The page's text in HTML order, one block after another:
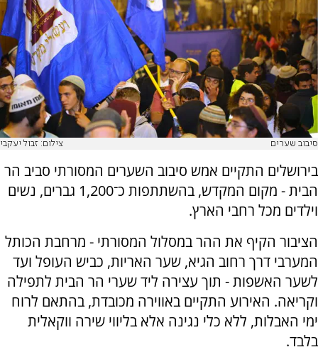
סיבוב שערים צילום: זבול יעקבי
בירושלים התקיים אמש סיבוב השערים המסורתי סביב הר
הבית - מקום המקדש, בהשתתפות כ־1,200 גברים, נשים
וילדים מכל רחבי הארץ.
הציבור הקיף את ההר במסלול המסורתי - מרחבת הכותל
המערבי דרך רחוב הגיא, שער האריות, כביש העופל ועד
לשער האשפות - תוך עצירה ליד שערי הר הבית לתפילה
וקריאה. האירוע התקיים באווירה מכובדת, בהתאם לרוח
ימי האבלות, ללא כלי נגינה אלא בליווי שירה ווקאלית
בלבד.